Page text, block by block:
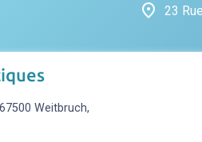
place 23
Weitbruch,